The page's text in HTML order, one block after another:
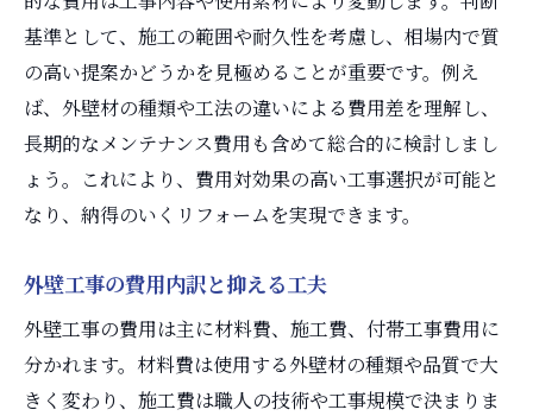
基準として、施工の範囲や耐久性を考慮し、相場内で質
の高い提案かどうかを見極めることが重要です。例え
ば、外壁材の種類や工法の違いによる費用差を理解し、
長期的なメンテナンス費用も含めて総合的に検討しまし
ょう。これにより、費用対効果の高い工事選択が可能と
なり、納得のいくリフォームを実現できます。
外壁工事の費用内訳と抑える工夫
外壁工事の費用は主に材料費、施工費、付帯工事費用に
分かれます。材料費は使用する外壁材の種類や品質で大
きく変わり、施工費は職人の技術や工事規模で決まりま